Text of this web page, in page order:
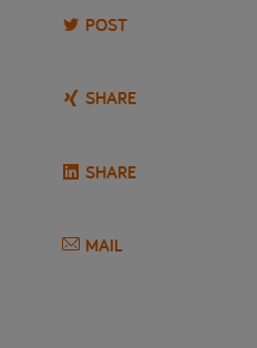
POST
SHARE
SHARE
MAIL